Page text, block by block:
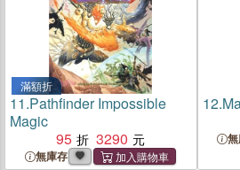
滿額折
11.Pathfinder Impossible
Magic
95
3290
無庫存
12.